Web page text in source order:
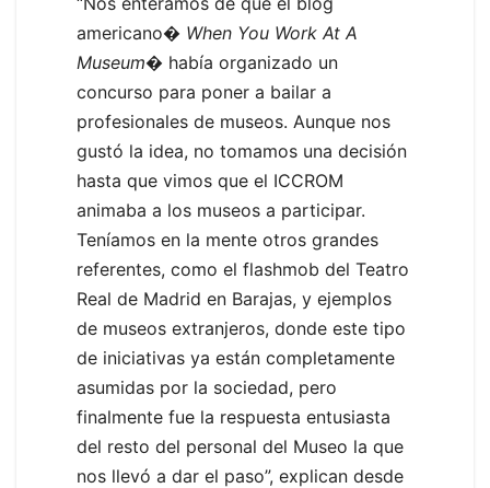
americano� When You Work At A
Museum� había organizado un
concurso para poner a bailar a
profesionales de museos. Aunque nos
gustó la idea, no tomamos una decisión
hasta que vimos que el ICCROM
animaba a los museos a participar.
Teníamos en la mente otros grandes
referentes, como el flashmob del Teatro
Real de Madrid en Barajas, y ejemplos
de museos extranjeros, donde este tipo
de iniciativas ya están completamente
asumidas por la sociedad, pero
finalmente fue la respuesta entusiasta
del resto del personal del Museo la que
nos llevó a dar el paso”, explican desde